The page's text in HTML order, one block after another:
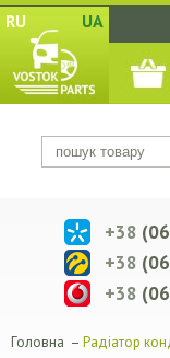
RU UA
+38
+38
+38
Головна – Радіатор